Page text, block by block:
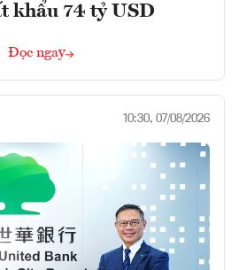
khẩu 74 tỷ USD
Đọc ngay
10:30, 07/08/2026